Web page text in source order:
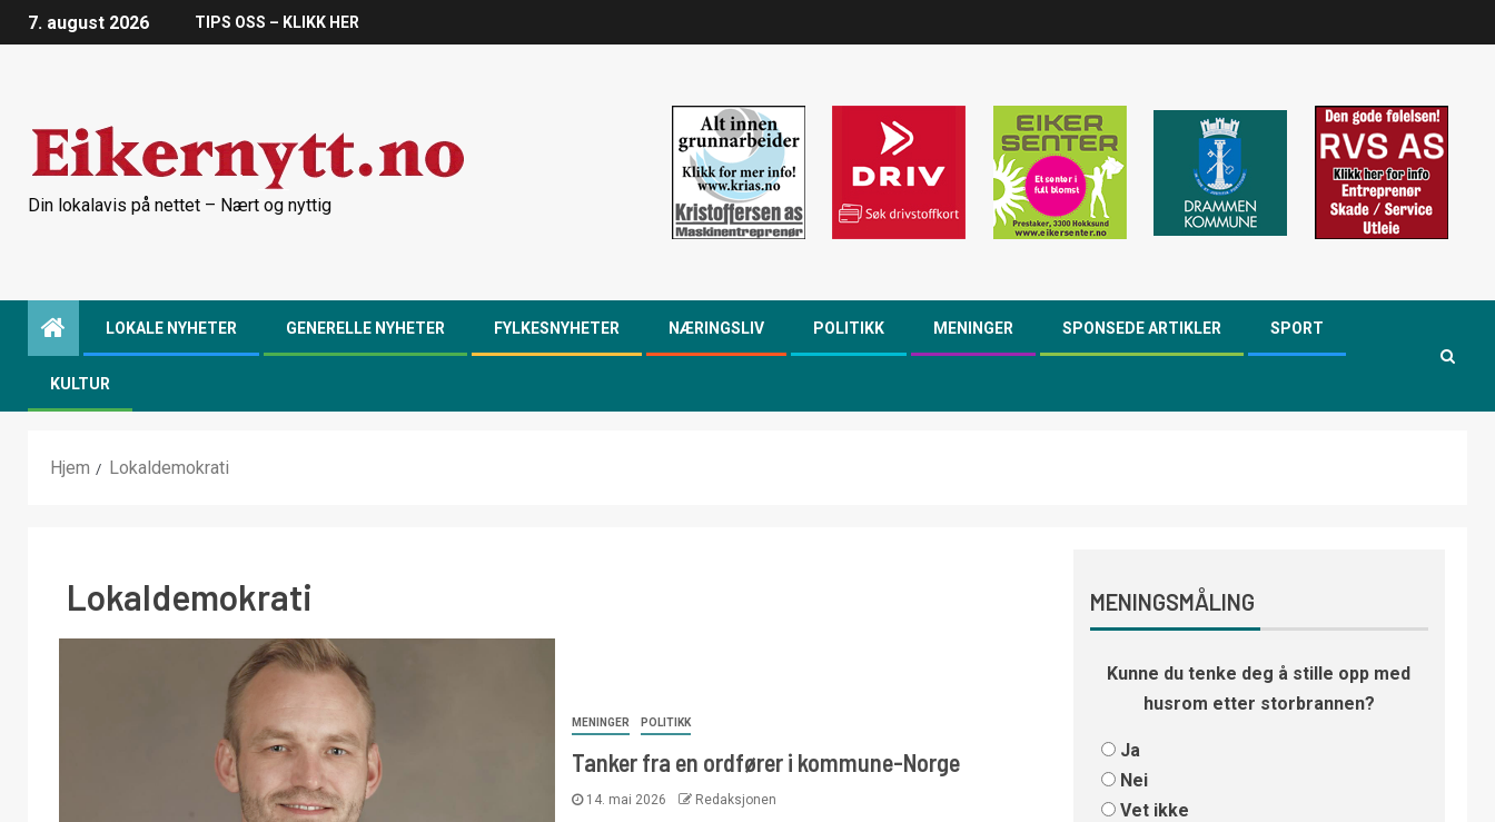
7. august 2026 TIPS OSS – KLIKK HER
Din lokalavis på nettet – Nært og nyttig
LOKALE NYHETER GENERELLE NYHETER FYLKESNYHETER NÆRINGSLIV POLITIKK MENINGER SPONSEDE ARTIKLER SPORT
KULTUR
Hjem Lokaldemokrati
Lokaldemokrati
MENINGER POLITIKK
Tanker fra en ordfører i kommune-Norge
14. mai 2026 Redaksjonen
MENINGSMÅLING
Kunne du tenke deg å stille opp med
husrom etter storbrannen?
Ja
Nei
Vet ikke